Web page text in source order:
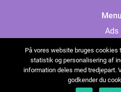
Menu
Ads
På vores website bruges cookies
statistik og personalisering af
information deles med tredjepart.
godkender du